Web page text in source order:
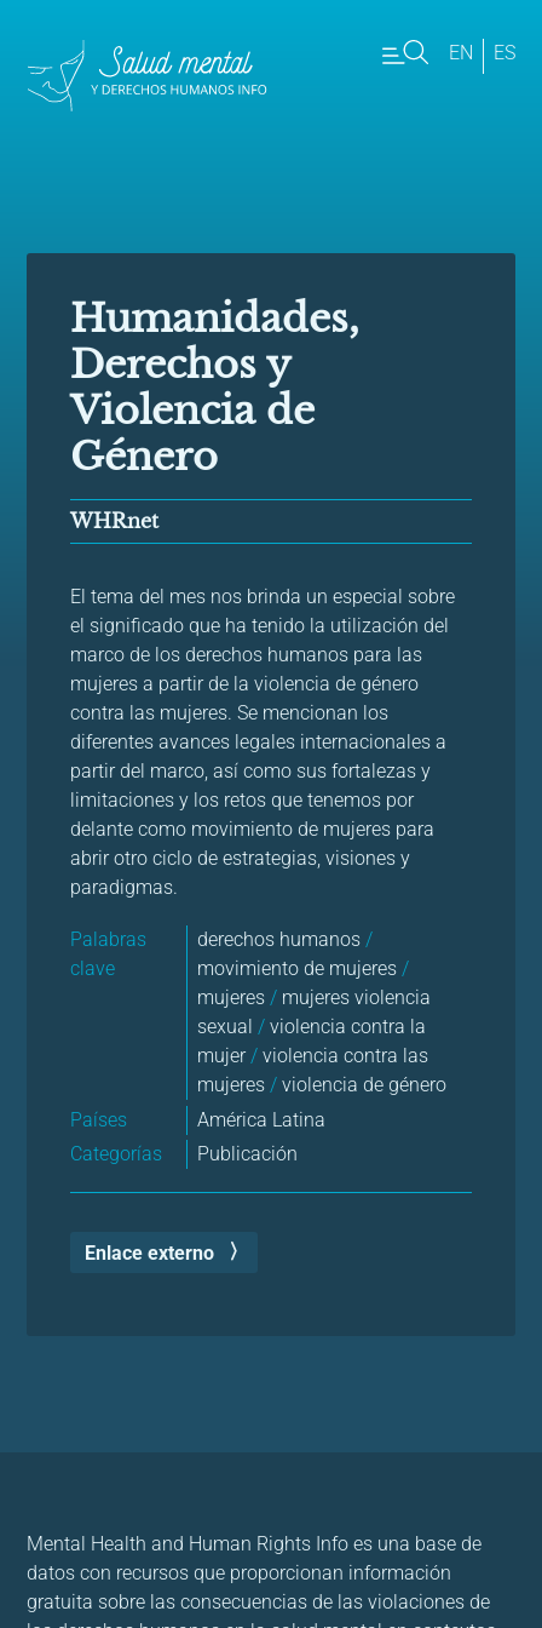
EN ES
Humanidades,
Derechos y
Violencia de
Género
WHRnet
El tema del mes nos brinda un especial sobre
el significado que ha tenido la utilización del
marco de los derechos humanos para las
mujeres a partir de la violencia de género
contra las mujeres. Se mencionan los
diferentes avances legales internacionales a
partir del marco, así como sus fortalezas y
limitaciones y los retos que tenemos por
delante como movimiento de mujeres para
abrir otro ciclo de estrategias, visiones y
paradigmas.
Palabras
clave
derechos humanos /
movimiento de mujeres /
mujeres / mujeres violencia
sexual / violencia contra la
mujer / violencia contra las
mujeres / violencia de género
Países
América Latina
Categorías
Publicación
Enlace externo
Mental Health and Human Rights Info es una base de
datos con recursos que proporcionan información
gratuita sobre las consecuencias de las violaciones de